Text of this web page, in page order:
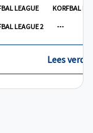
LEAGUE KORFBAL
LEAGUE 2
Lees verder